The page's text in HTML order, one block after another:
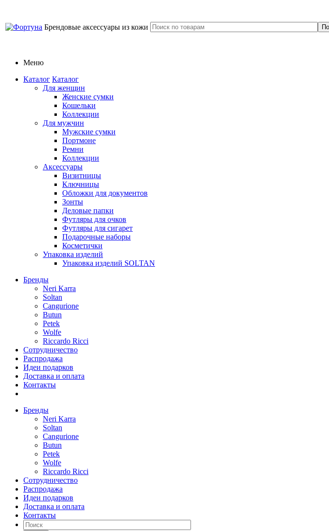
Брендовые аксессуары из кожи
Меню
Каталог Каталог
Для женщин
Женские сумки
Кошельки
Коллекции
Для мужчин
Мужские сумки
Портмоне
Ремни
Коллекции
Аксессуары
Визитницы
Ключницы
Обложки для документов
Зонты
Деловые папки
Футляры для очков
Футляры для сигарет
Подарочные наборы
Косметички
Упаковка изделий
Упаковка изделий SOLTAN
Бренды
Neri Karra
Soltan
Cangurione
Butun
Petek
Wolfe
Riccardo Ricci
Сотрудничество
Распродажа
Идеи подарков
Доставка и оплата
Контакты
Бренды
Neri Karra
Soltan
Cangurione
Butun
Petek
Wolfe
Riccardo Ricci
Сотрудничество
Распродажа
Идеи подарков
Доставка и оплата
Контакты